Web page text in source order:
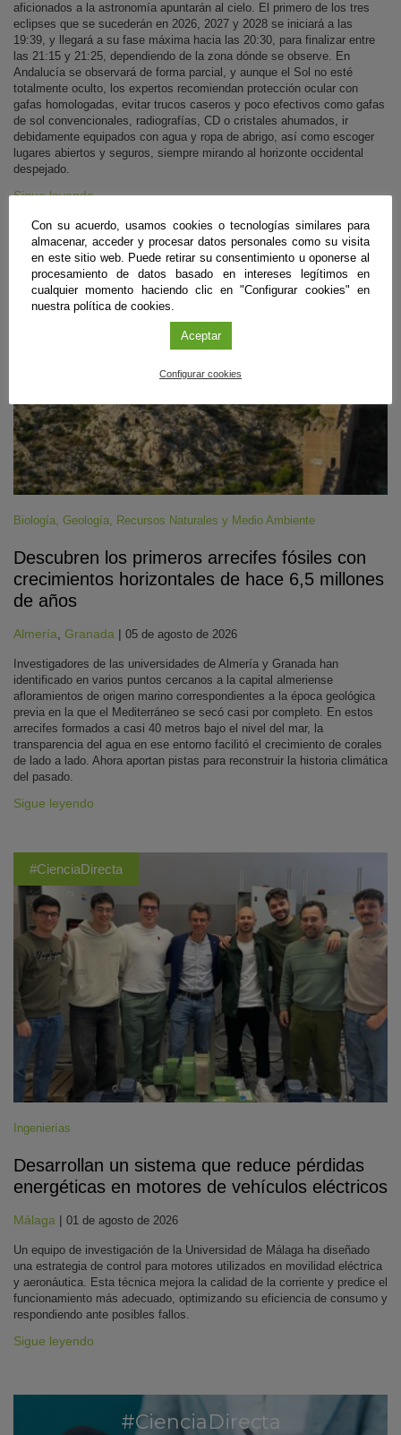
aficionados a la astronomía apuntarán al cielo. El primero de los tres
eclipses que se sucederán en 2026, 2027 y 2028 se iniciará a las
19:39, y llegará a su fase máxima hacia las 20:30, para finalizar entre
las 21:15 y 21:25, dependiendo de la zona dónde se observe. En
Andalucía se observará de forma parcial, y aunque el Sol no esté
totalmente oculto, los expertos recomiendan protección ocular con
gafas homologadas, evitar trucos caseros y poco efectivos como gafas
de sol convencionales, radiografías, CD o cristales ahumados, ir
debidamente equipados con agua y ropa de abrigo, así como escoger
lugares abiertos y seguros, siempre mirando al horizonte occidental
despejado.
Sigue leyendo
#CienciaDirecta
Biología, Geología, Recursos Naturales y Medio Ambiente
Descubren los primeros arrecifes fósiles con
crecimientos horizontales de hace 6,5 millones
de años
Almería Granada | 05 de agosto de 2026
Investigadores de las universidades de Almería y Granada han
identificado en varios puntos cercanos a la capital almeriense
afloramientos de origen marino correspondientes a la época geológica
previa en la que el Mediterráneo se secó casi por completo. En estos
arrecifes formados a casi 40 metros bajo el nivel del mar, la
transparencia del agua en ese entorno facilitó el crecimiento de corales
de lado a lado. Ahora aportan pistas para reconstruir la historia climática
del pasado.
Sigue leyendo
#CienciaDirecta
Ingenierías
Desarrollan un sistema que reduce pérdidas
energéticas en motores de vehículos eléctricos
Málaga | 01 de agosto de 2026
Un equipo de investigación de la Universidad de Málaga ha diseñado
una estrategia de control para motores utilizados en movilidad eléctrica
y aeronáutica. Esta técnica mejora la calidad de la corriente y predice el
funcionamiento más adecuado, optimizando su eficiencia de consumo y
respondiendo ante posibles fallos.
Sigue leyendo
#CienciaDirecta
Con su acuerdo, usamos cookies o tecnologías similares para
almacenar, acceder y procesar datos personales como su visita
en este sitio web. Puede retirar su consentimiento u oponerse al
procesamiento de datos basado en intereses legítimos en
cualquier momento haciendo clic en "Configurar cookies" en
nuestra política de cookies.
Aceptar
Configurar cookies